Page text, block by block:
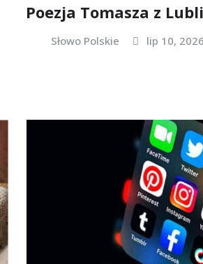
Poezja Tomasza z
Słowo Polskie lip 10, 2026